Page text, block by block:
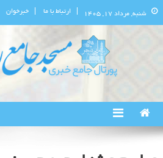
شنبه, مرداد ۱۷, ۱۴۰۵ ارتباط با ما خبرخوان
پورتال